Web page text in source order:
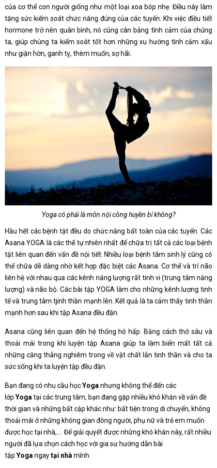
của cơ thể con người giống như một loại xoa bóp nhẹ. Điều này làm
tăng sức kiểm soát chức năng đúng của các tuyến. Khi việc điều tiết
hormone trở nên quân bình, nó cũng cân bằng tình cảm của chúng
ta, giúp chúng ta kiểm soát tốt hơn những xu hướng tình cảm xấu
như giận hờn, ganh tỵ, thèm muốn, sợ hãi..
Yoga có phải là môn nội công huyền bí không?
Hầu hết các bệnh tật đều do chức năng bất toàn của các tuyến. Các
Asana YOGA là các thế tự nhiên nhất để chữa trị tất cả các loại bệnh
tật liên quan đến vấn đề nội tiết. Nhiều loại bệnh tâm sinh lý cũng có
thế chữa dễ dàng nhờ kết hợp đặc biệt các Asana. Cơ thể và trí não
liên hệ với nhau qua các kênh năng lượng rất tinh vi (trung tâm năng
lượng) và não bộ. Các bài tập YOGA làm cho những kênh lượng tinh
tế và trung tâm tjinh thần mạnh lên. Kết quả là ta cảm thấy tinh thần
mạnh hơn sau khi tập Asana đều đặn.
Asana cũng liên quan đến hệ thống hô hấp. Bằng cách thở sâu và
thoải mái trong khi luyện tập Asana giúp ta làm biến mất tất cả
những căng thẳng nghiêm trong về vật chất lẫn tinh thần và cho ta
sức sống khi ta luyện tập đều đặn.
Bạn đang có nhu cầu họcYoga nhưng không thể đến các
lớp Yoga tại các trung tâm, bạn đang gặp nhiều khó khăn về vấn đề
thời gian và những bất cập khác như: bất tiện trong di chuyển, không
thoải mái ở những không gian đông người, phụ nữ và trẻ em muốn
được học tại nhà,…. Để giải quyết được những khó khăn này, rất nhiều
người đã lựa chọn cách học với gia sư hướng dẫn bài
tập Yoga ngaytại nhà mình.